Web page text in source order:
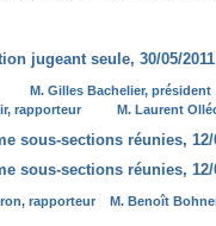
jugeant seule, 30/05/
M. Gilles Bachelier, président
rapporteur
M. Laurent
sous-sections réunies, 12/
sous-sections réunies, 12/
rapporteur M. Benoît